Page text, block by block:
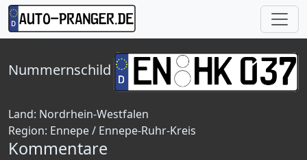
Nummernschild
Land: Nordrhein-Westfalen
Region: Ennepe / Ennepe-Ruhr-Kreis
Kommentare